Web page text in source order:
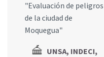
"Evaluación de peligros
de la ciudad de
Moquegua"
UNSA, INDECI,